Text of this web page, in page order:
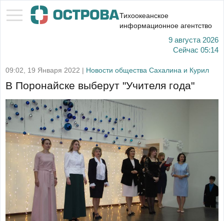
Тихоокеанское
информационное агентство
9 августа 2026
Сейчас 05:14
09:02, 19 Января 2022 | Новости общества Сахалина и Курил
В Поронайске выберут "Учителя года"